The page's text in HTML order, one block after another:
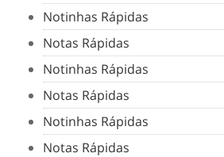
Notinhas Rápidas
Notas Rápidas
Notinhas Rápidas
Notas Rápidas
Notinhas Rápidas
Notas Rápidas